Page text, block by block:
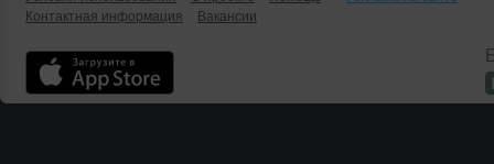
Контактная информация
Вакансии